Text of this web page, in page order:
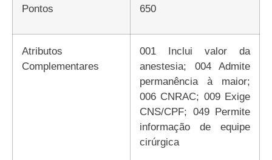
Pontos 650
Atributos
Complementares
001 Inclui valor da
anestesia; 004 Admite
permanência à maior;
006 CNRAC; 009 Exige
CNS/CPF; 049 Permite
informação de equipe
cirúrgica